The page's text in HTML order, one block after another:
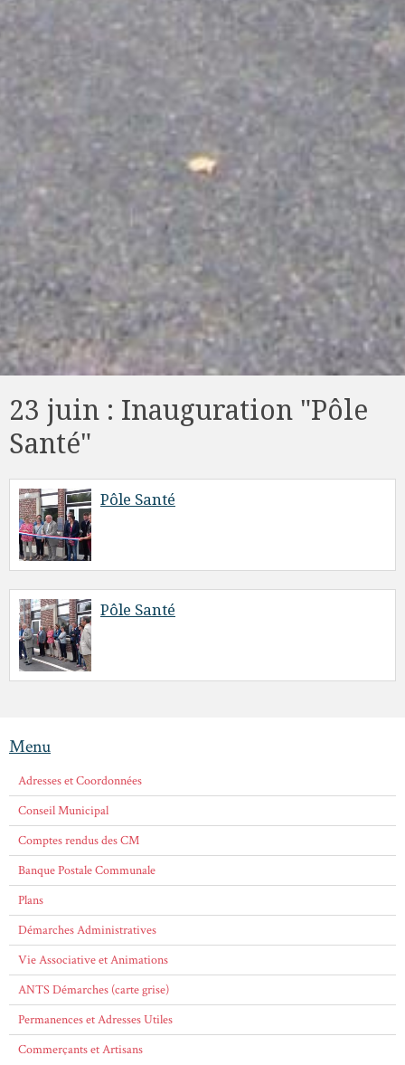
23 juin : Inauguration "Pôle
Santé"
Pôle Santé
Pôle Santé
Menu
Adresses et Coordonnées
Conseil Municipal
Comptes rendus des CM
Banque Postale Communale
Plans
Démarches Administratives
Vie Associative et Animations
ANTS Démarches (carte grise)
Permanences et Adresses Utiles
Commerçants et Artisans